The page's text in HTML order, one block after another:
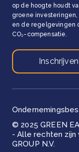
op de hoogte houdt
groene investeringen,
en de regelgevingen
CO₂-compensatie.
Inschrijven
© 2025 GREEN
- Alle rechten zijn
GROUP N.V.